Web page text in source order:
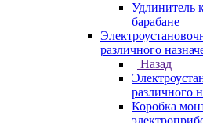
Удлинитель
барабане
различного
Назад
различного
Коробка